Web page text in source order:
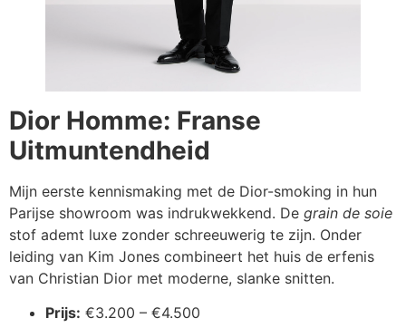
Dior Homme: Franse
Uitmuntendheid
Mijn eerste kennismaking met de Dior-smoking in hun
Parijse showroom was indrukwekkend. De grain de soie
stof ademt luxe zonder schreeuwerig te zijn. Onder
leiding van Kim Jones combineert het huis de erfenis
van Christian Dior met moderne, slanke snitten.
Prijs: €3.200 – €4.500